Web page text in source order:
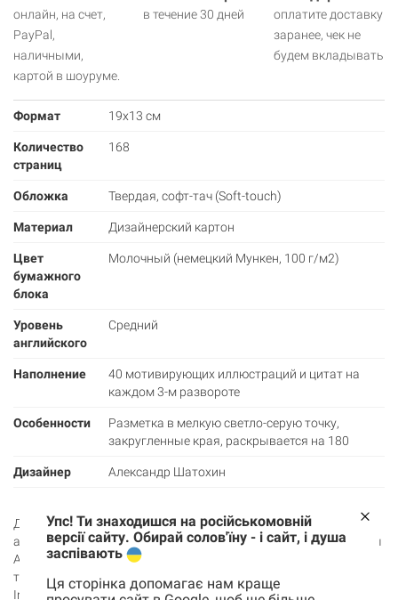
онлайн, на счет,
PayPal,
наличными,
картой в шоуруме.
в течение 30 дней
оплатите доставку
заранее, чек не
будем вкладывать
Формат 19х13 см
Количество
страниц
168
Обложка Твердая, софт-тач (Soft-touch)
Материал Дизайнерский картон
Цвет
бумажного
блока
Молочный (немецкий Мункен, 100 г/м2)
Уровень
английского
Средний
Наполнение
40 мотивирующих иллюстраций и цитат на
каждом 3-м развороте
Особенности
Разметка в мелкую светло-серую точку,
закругленные края, раскрывается на 180
Дизайнер Александр Шатохин
Держи порцию магии и вдохновения на каждый день с
авторскими блокнотами Inspiring от иллюстратора из Украины
Александра Шатохина и Gifty. Сейчас ты смотришь на один из
трех блокнотов в точку из авторской коллекции — блокнот
Inspiring notebook. Yellow. В нем есть все необходимое для
Упс! Ти знаходишся на російськомовній
версії сайту. Обирай солов'їну - і сайт, і душа
заспівають
Ця сторінка допомагає нам краще